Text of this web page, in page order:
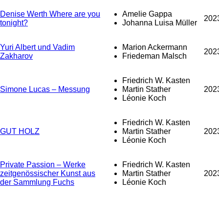
Denise Werth Where are you
tonight?
Amelie Gappa
Johanna Luisa Müller
Yuri Albert und Vadim
Zakharov
Marion Ackermann
Friedeman Malsch
Simone Lucas – Messung
Friedrich W. Kasten
Martin Stather
Léonie Koch
GUT HOLZ
Friedrich W. Kasten
Martin Stather
Léonie Koch
Private Passion – Werke
zeitgenössischer Kunst aus
der Sammlung Fuchs
Friedrich W. Kasten
Martin Stather
Léonie Koch